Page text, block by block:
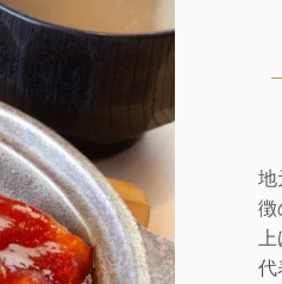
地
徴
代